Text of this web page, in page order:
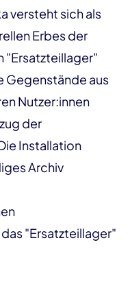
versteht sich als
Erbes der
"Ersatzteillager"
Gegenstände aus
Nutzer:innen
der
Installation
Archiv
"Ersatzteillager"